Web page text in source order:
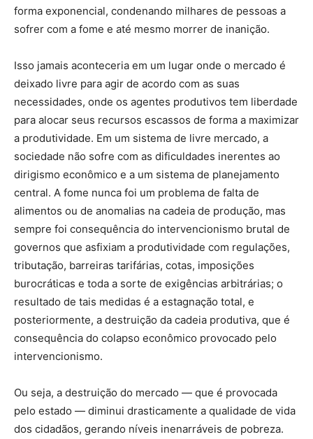
forma exponencial, condenando milhares de pessoas a
sofrer com a fome e até mesmo morrer de inanição.
Isso jamais aconteceria em um lugar onde o mercado é
deixado livre para agir de acordo com as suas
necessidades, onde os agentes produtivos tem liberdade
para alocar seus recursos escassos de forma a maximizar
a produtividade. Em um sistema de livre mercado, a
sociedade não sofre com as dificuldades inerentes ao
dirigismo econômico e a um sistema de planejamento
central. A fome nunca foi um problema de falta de
alimentos ou de anomalias na cadeia de produção, mas
sempre foi consequência do intervencionismo brutal de
governos que asfixiam a produtividade com regulações,
tributação, barreiras tarifárias, cotas, imposições
burocráticas e toda a sorte de exigências arbitrárias; o
resultado de tais medidas é a estagnação total, e
posteriormente, a destruição da cadeia produtiva, que é
consequência do colapso econômico provocado pelo
intervencionismo.
Ou seja, a destruição do mercado — que é provocada
pelo estado — diminui drasticamente a qualidade de vida
dos cidadãos, gerando níveis inenarráveis de pobreza.